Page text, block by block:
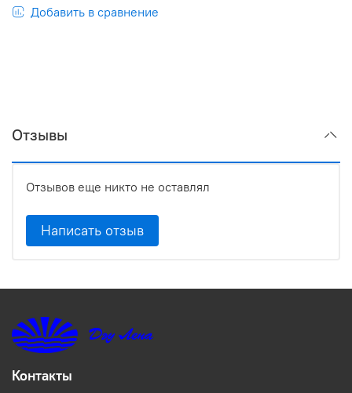
Добавить в сравнение
Отзывы
Отзывов еще никто не оставлял
Написать отзыв
Контакты